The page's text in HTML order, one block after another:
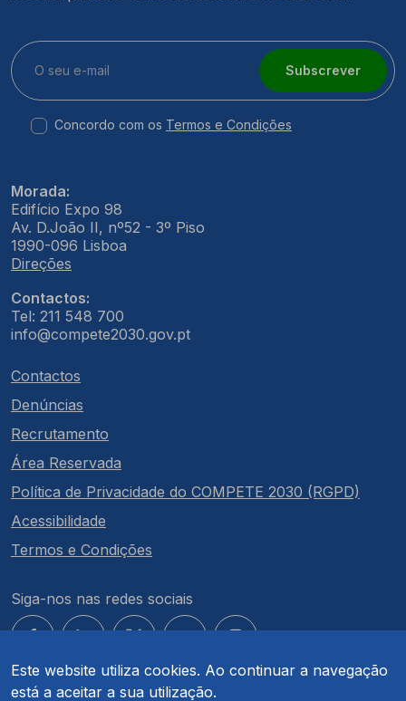
Este website utiliza cookies. Ao continuar a navegação
está a aceitar a sua utilização.
Subscrever
Concordo com os Termos e Condições
Morada:
Edifício Expo 98
Av. D.João II, nº52 - 3º Piso
1990-096 Lisboa
Direções
Contactos:
Tel: 211 548 700
info@compete2030.gov.pt
Contactos
Denúncias
Recrutamento
Área Reservada
Política de Privacidade do COMPETE 2030 (RGPD)
Acessibilidade
Termos e Condições
Siga-nos nas redes sociais